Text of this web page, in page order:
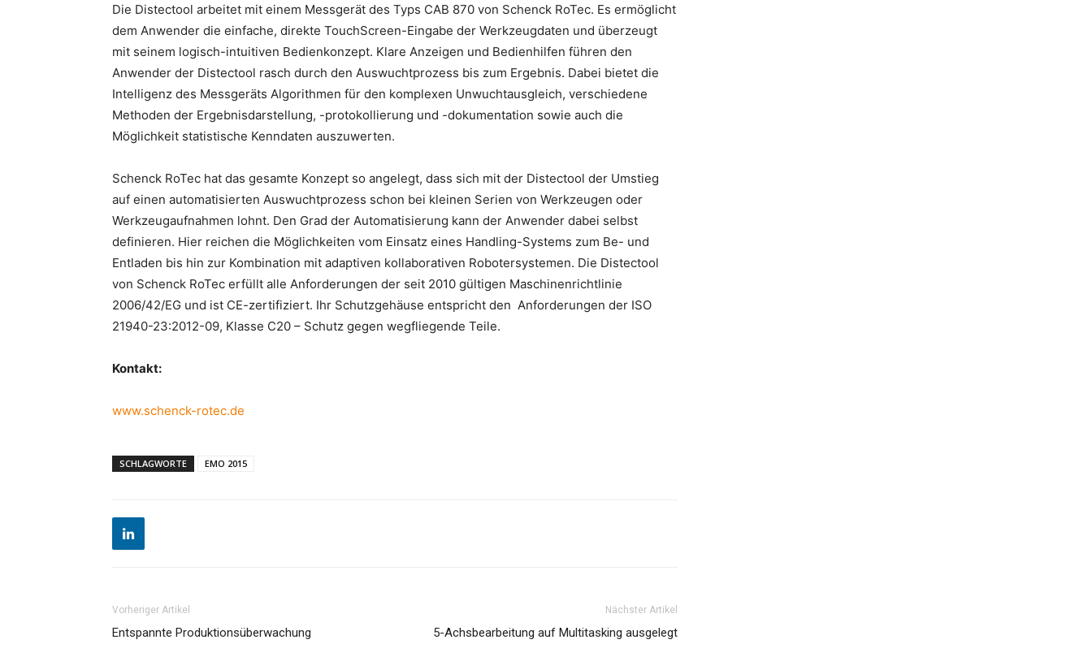
Die Distectool arbeitet mit einem Messgerät des Typs CAB 870 von Schenck RoTec. Es ermöglicht
dem Anwender die einfache, direkte TouchScreen-Eingabe der Werkzeugdaten und überzeugt
mit seinem logisch-intuitiven Bedienkonzept. Klare Anzeigen und Bedienhilfen führen den
Anwender der Distectool rasch durch den Auswuchtprozess bis zum Ergebnis. Dabei bietet die
Intelligenz des Messgeräts Algorithmen für den komplexen Unwuchtausgleich, verschiedene
Methoden der Ergebnisdarstellung, -protokollierung und -dokumentation sowie auch die
Möglichkeit statistische Kenndaten auszuwerten.
Schenck RoTec hat das gesamte Konzept so angelegt, dass sich mit der Distectool der Umstieg
auf einen automatisierten Auswuchtprozess schon bei kleinen Serien von Werkzeugen oder
Werkzeugaufnahmen lohnt. Den Grad der Automatisierung kann der Anwender dabei selbst
definieren. Hier reichen die Möglichkeiten vom Einsatz eines Handling-Systems zum Be- und
Entladen bis hin zur Kombination mit adaptiven kollaborativen Robotersystemen. Die Distectool
von Schenck RoTec erfüllt alle Anforderungen der seit 2010 gültigen Maschinenrichtlinie
2006/42/EG und ist CE-zertifiziert. Ihr Schutzgehäuse entspricht den Anforderungen der ISO
21940-23:2012-09, Klasse C20 – Schutz gegen wegfliegende Teile.
Kontakt:
www.schenck-rotec.de
SCHLAGWORTE EMO 2015
Vorheriger Artikel
Entspannte Produktionsüberwachung
Nächster Artikel
5-Achsbearbeitung auf Multitasking ausgelegt